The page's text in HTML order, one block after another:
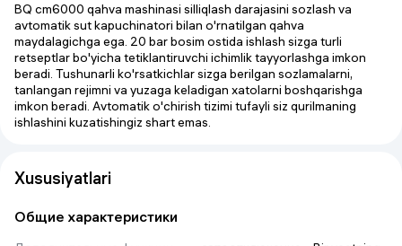
BQ cm6000 qahva mashinasi silliqlash darajasini sozlash va
avtomatik sut kapuchinatori bilan o'rnatilgan qahva
maydalagichga ega. 20 bar bosim ostida ishlash sizga turli
retseptlar bo'yicha tetiklantiruvchi ichimlik tayyorlashga imkon
beradi. Tushunarli ko'rsatkichlar sizga berilgan sozlamalarni,
tanlangan rejimni va yuzaga keladigan xatolarni boshqarishga
imkon beradi. Avtomatik o'chirish tizimi tufayli siz qurilmaning
ishlashini kuzatishingiz shart emas.
Xususiyatlari
Общие характеристики